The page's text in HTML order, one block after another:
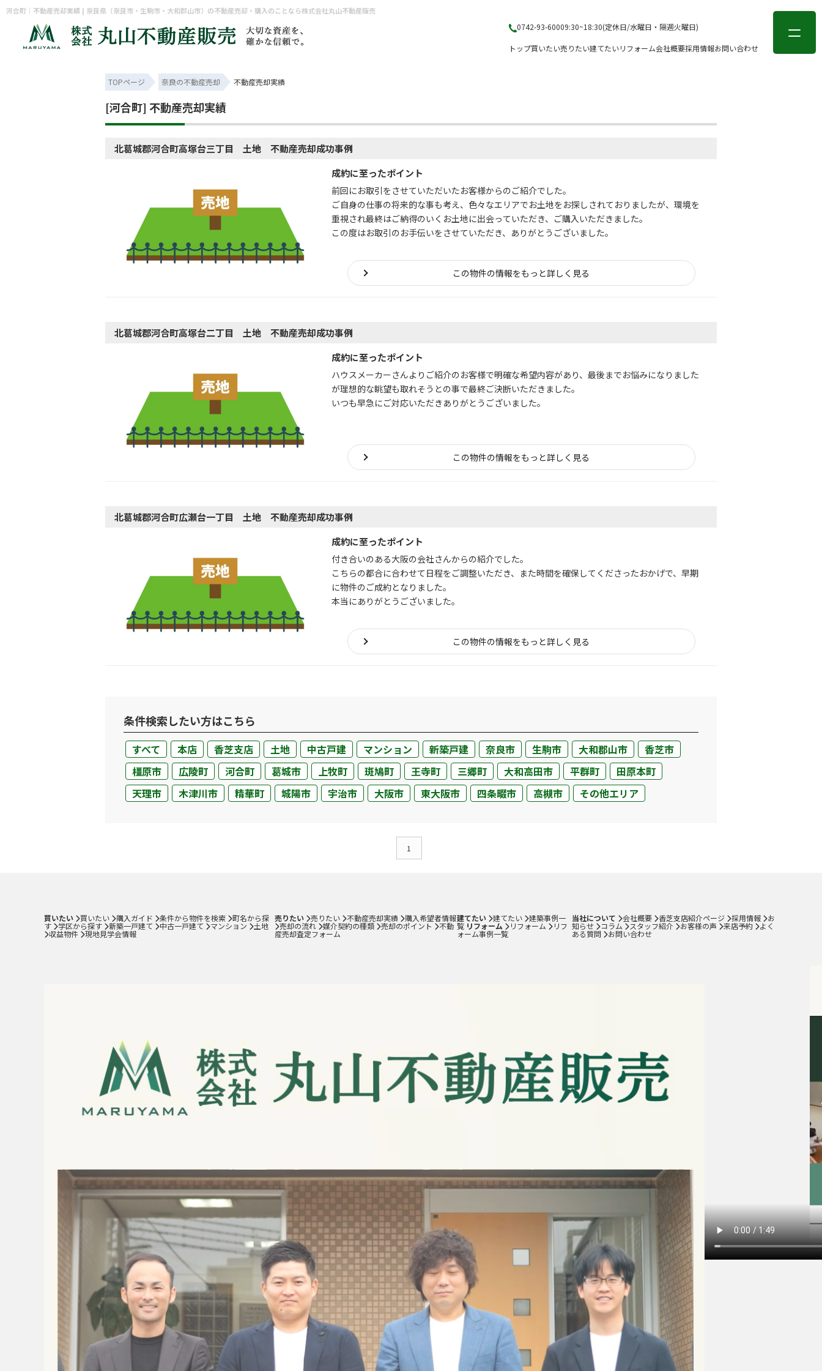
河合町｜不動産売却実績 | 奈良県（奈良市・生駒市・大和郡山市）の不動産売却・購入のことなら株式会社丸山不動産販売
0742-93-60009:30~18:30(定休日/水曜日・隔週火曜日)
トップ買いたい売りたい建てたいリフォーム会社概要採用情報お問い合わせ
会員登録 ログイン
買いたい
購入専門ページ
購入ガイド
条件から物件を検索
土地
売りたい
不動産売却ページ
不動産売却実績
購入希望者情報
建てたい・リフォーム建築専門ページ
建築事例一覧
リフォーム専門ページ
当社について 会社概要
香芝支店紹介ページ
採用情報
よくある質問
TOPページ 奈良の不動産売却 不動産売却実績
[河合町] 不動産売却実績
北葛城郡河合町高塚台三丁目 土地 不動産売却成功事例
成約に至ったポイント
前回にお取引をさせていただいたお客様からのご紹介でした。
ご自身の仕事の将来的な事も考え、色々なエリアでお土地をお探しされておりましたが、環境を
重視され最終はご納得のいくお土地に出会っていただき、ご購入いただきました。
この度はお取引のお手伝いをさせていただき、ありがとうございました。
この物件の情報をもっと詳しく見る
北葛城郡河合町高塚台二丁目 土地 不動産売却成功事例
成約に至ったポイント
ハウスメーカーさんよりご紹介のお客様で明確な希望内容があり、最後までお悩みになりました
が理想的な眺望も取れそうとの事で最終ご決断いただきました。
いつも早急にご対応いただきありがとうございました。
この物件の情報をもっと詳しく見る
北葛城郡河合町広瀬台一丁目 土地 不動産売却成功事例
成約に至ったポイント
付き合いのある大阪の会社さんからの紹介でした。
こちらの都合に合わせて日程をご調整いただき、また時間を確保してくださったおかげで、早期
に物件のご成約となりました。
本当にありがとうございました。
この物件の情報をもっと詳しく見る
条件検索したい方はこちら
すべて 本店 香芝支店 土地 中古戸建 マンション 新築戸建 奈良市 生駒市 大和郡山市
香芝市
橿原市
広陵町 河合町 葛城市 上牧町 斑鳩町 王寺町 三郷町 大和高田市 平群町
田原本町
天理市
木津川市 精華町 城陽市 宇治市 大阪市 東大阪市 四条畷市 高槻市 その他エリア
1
買いたい 買いたい 購入ガイド 条件から物件を検索 町名から探
す 学区から探す 新築一戸建て 中古一戸建て マンション 土地
収益物件 現地見学会情報
売りたい 売りたい 不動産売却実績 購入希望者情報
売却の流れ 媒介契約の種類 売却のポイント 不動
産売却査定フォーム
建てたい 建てたい 建築事例一
覧 リフォーム リフォーム リフ
ォーム事例一覧
当社について 会社概要 香芝支店紹介ページ 採用情報 お
知らせ コラム スタッフ紹介 お客様の声 来店予約 よく
ある質問 お問い合わせ